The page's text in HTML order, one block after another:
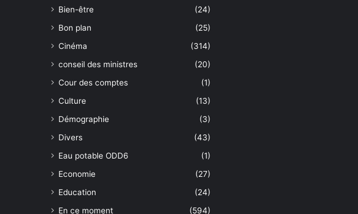
Bien-être
(24)
Bon plan
(25)
Cinéma
(314)
conseil des ministres
(20)
Cour des comptes
(1)
Culture
(13)
Démographie
(3)
Divers
(43)
Eau potable ODD6
(1)
Economie
(27)
Education
(24)
En ce moment
(594)